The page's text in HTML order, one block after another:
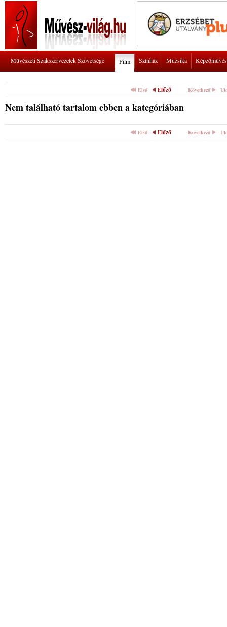
Művészeti Szakszervezetek Szövetsége Film Színház Muzsika
Első Előző Következő
Nem található tartalom ebben a kategóriában
Első Előző Következő